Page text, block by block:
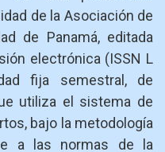
de la Asociación de
de Panamá, editada
electrónica (ISSN L
fija semestral, de
utiliza el sistema de
bajo la metodología
a las normas de la